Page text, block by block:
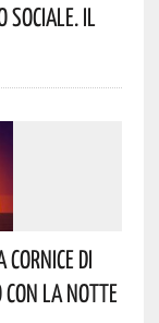
Sociale. Il
Di
La Notte